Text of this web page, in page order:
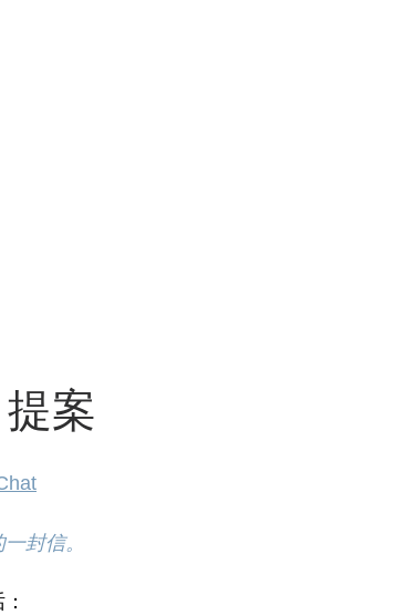
案
封信。